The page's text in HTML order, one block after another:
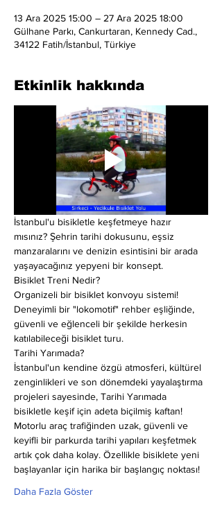
13 Ara 2025 15:00 – 27 Ara 2025 18:00
Gülhane Parkı, Cankurtaran, Kennedy Cad.,
34122 Fatih/İstanbul, Türkiye
Etkinlik hakkında
İstanbul'u bisikletle keşfetmeye hazır
mısınız? Şehrin tarihi dokusunu, eşsiz
manzaralarını ve denizin esintisini bir arada
yaşayacağınız yepyeni bir konsept.
Bisiklet Treni Nedir?
Organizeli bir bisiklet konvoyu sistemi!
Deneyimli bir "lokomotif" rehber eşliğinde,
güvenli ve eğlenceli bir şekilde herkesin
katılabileceği bisiklet turu.
Tarihi Yarımada?
İstanbul'un kendine özgü atmosferi, kültürel
zenginlikleri ve son dönemdeki yayalaştırma
projeleri sayesinde, Tarihi Yarımada
bisikletle keşif için adeta biçilmiş kaftan!
Motorlu araç trafiğinden uzak, güvenli ve
keyifli bir parkurda tarihi yapıları keşfetmek
artık çok daha kolay. Özellikle bisiklete yeni
başlayanlar için harika bir başlangıç noktası!
Daha Fazla Göster